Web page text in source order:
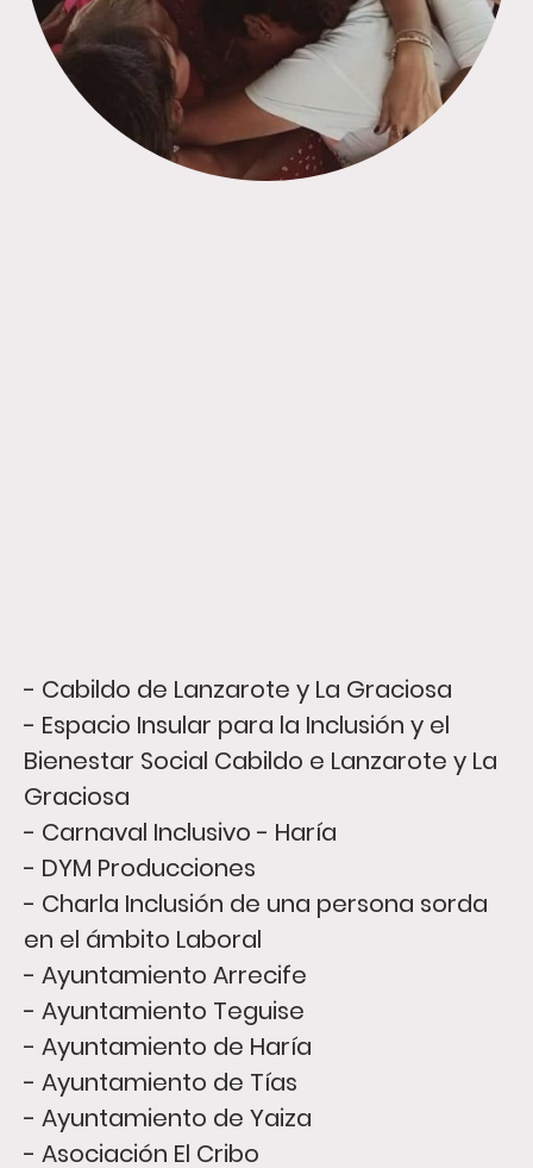
- Cabildo de Lanzarote y La Graciosa
- Espacio Insular para la Inclusión y el
Bienestar Social Cabildo e Lanzarote y La
Graciosa
- Carnaval Inclusivo - Haría
- DYM Producciones
- Charla Inclusión de una persona sorda
en el ámbito Laboral
- Ayuntamiento Arrecife
- Ayuntamiento Teguise
- Ayuntamiento de Haría
- Ayuntamiento de Tías
- Ayuntamiento de Yaiza
- Asociación El Cribo